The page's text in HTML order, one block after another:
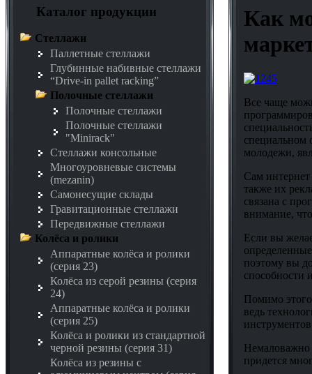
Каталог продукции
Стеллажи
Паллетные стеллажи
Глубинные набивные стеллажи
“Drive-in pallet racking”
Полочные стеллажи
Полочные стеллажи
Полочные стеллажи
"Minirack"
Стеллажи консольные
Многоуровневые системы
(mezanin)
Самонесущие склады
Гравитационные стеллажи
Передвижные стеллажи
Колёса и ролики
Аппаратные колёса и ролики
(серия 23)
Колёса из серой резины (серия
24)
Аппаратные колёса и ролики
(серия 25)
Колёса и ролики из стандартной
черной резины (серия 31)
Колёса из резины с
Как
Все чаще
специальном
молодежи,
Сам интернет
также их
связана с
внимание,
Если вы
поэтому вы
способности
Помимо
ведь
Немаловажно
придется